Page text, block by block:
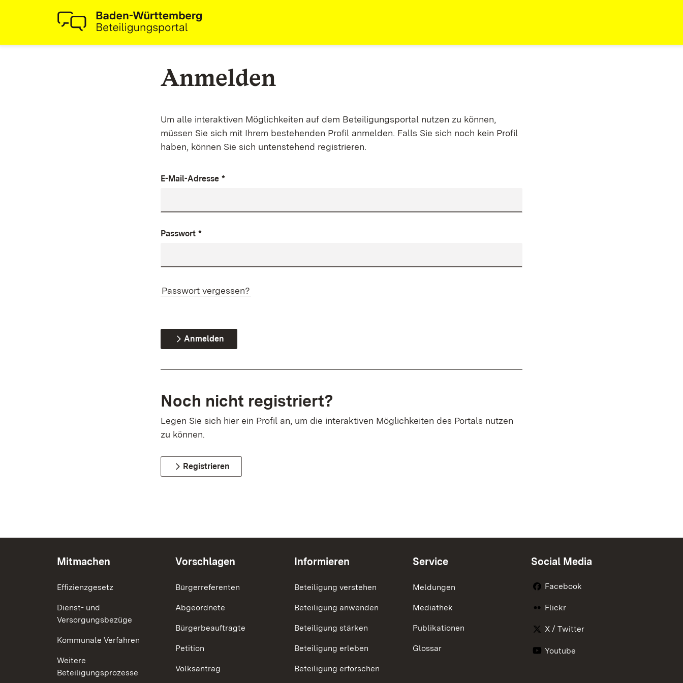
Anmelden
Um alle interaktiven Möglichkeiten auf dem Beteiligungsportal nutzen zu können,
müssen Sie sich mit Ihrem bestehenden Profil anmelden. Falls Sie sich noch kein Profil
haben, können Sie sich untenstehend registrieren.
E-Mail-Adresse *
Passwort *
Passwort vergessen?
Anmelden
Noch nicht registriert?
Legen Sie sich hier ein Profil an, um die interaktiven Möglichkeiten des Portals nutzen
zu können.
Registrieren
Mitmachen
Effizienzgesetz
Dienst- und
Versorgungsbezüge
Kommunale Verfahren
Weitere
Beteiligungsprozesse
Vorschlagen
Bürgerreferenten
Abgeordnete
Bürgerbeauftragte
Petition
Volksantrag
Informieren
Beteiligung verstehen
Beteiligung anwenden
Beteiligung stärken
Beteiligung erleben
Beteiligung erforschen
Service
Meldungen
Mediathek
Publikationen
Glossar
Social Media
Facebook
Flickr
X / Twitter
Youtube